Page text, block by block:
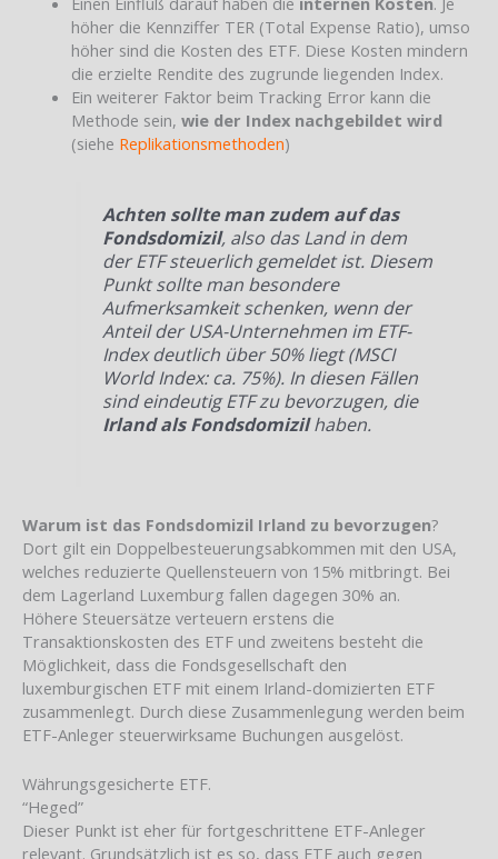
höher die Kennziffer TER (Total Expense Ratio), umso
höher sind die Kosten des ETF. Diese Kosten mindern
die erzielte Rendite des zugrunde liegenden Index.
Ein weiterer Faktor beim Tracking Error kann die
Methode sein, wie der Index nachgebildet wird
(siehe Replikationsmethoden)
Achten sollte man zudem auf das
Fondsdomizil, also das Land in dem
der ETF steuerlich gemeldet ist. Diesem
Punkt sollte man besondere
Aufmerksamkeit schenken, wenn der
Anteil der USA-Unternehmen im ETF-
Index deutlich über 50% liegt (MSCI
World Index: ca. 75%). In diesen Fällen
sind eindeutig ETF zu bevorzugen, die
Irland als Fondsdomizilhaben.
Warum ist das Fondsdomizil Irland zu bevorzugen?
Dort gilt ein Doppelbesteuerungsabkommen mit den USA,
welches reduzierte Quellensteuern von 15% mitbringt. Bei
dem Lagerland Luxemburg fallen dagegen 30% an.
Höhere Steuersätze verteuern erstens die
Transaktionskosten des ETF und zweitens besteht die
Möglichkeit, dass die Fondsgesellschaft den
luxemburgischen ETF mit einem Irland-domizierten ETF
zusammenlegt. Durch diese Zusammenlegung werden beim
ETF-Anleger steuerwirksame Buchungen ausgelöst.
Währungsgesicherte ETF.
“Heged”
Dieser Punkt ist eher für fortgeschrittene ETF-Anleger
relevant. Grundsätzlich ist es so, dass ETF auch gegen